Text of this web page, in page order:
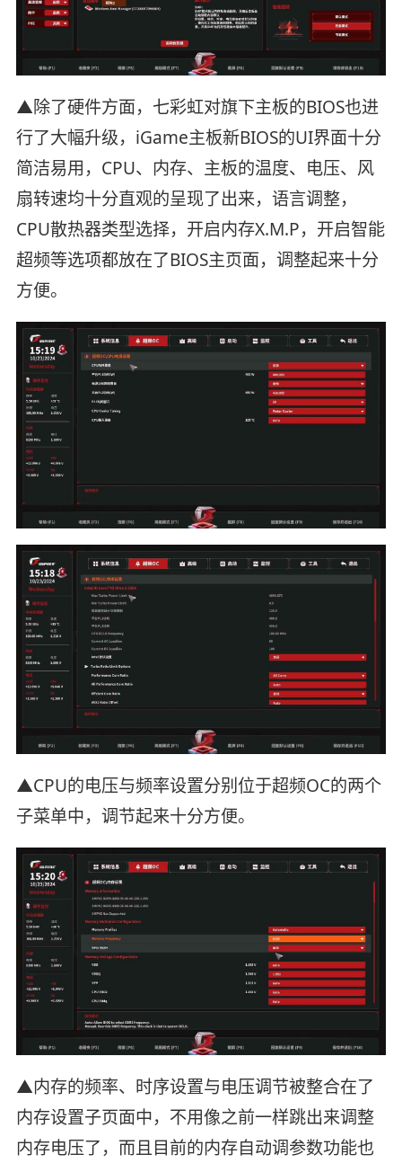
▲除了硬件方面，七彩虹对旗下主板的BIOS也进
行了大幅升级，iGame主板新BIOS的UI界面十分
简洁易用，CPU、内存、主板的温度、电压、风
扇转速均十分直观的呈现了出来，语言调整，
CPU散热器类型选择，开启内存X.M.P，开启智能
超频等选项都放在了BIOS主页面，调整起来十分
方便。
▲CPU的电压与频率设置分别位于超频OC的两个
子菜单中，调节起来十分方便。
▲内存的频率、时序设置与电压调节被整合在了
内存设置子页面中，不用像之前一样跳出来调整
内存电压了，而且目前的内存自动调参数功能也